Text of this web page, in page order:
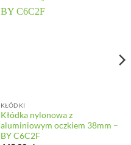
KŁÓDKI
Kłódka nylonowa z
aluminiowym oczkiem 38mm –
BY C6C2F